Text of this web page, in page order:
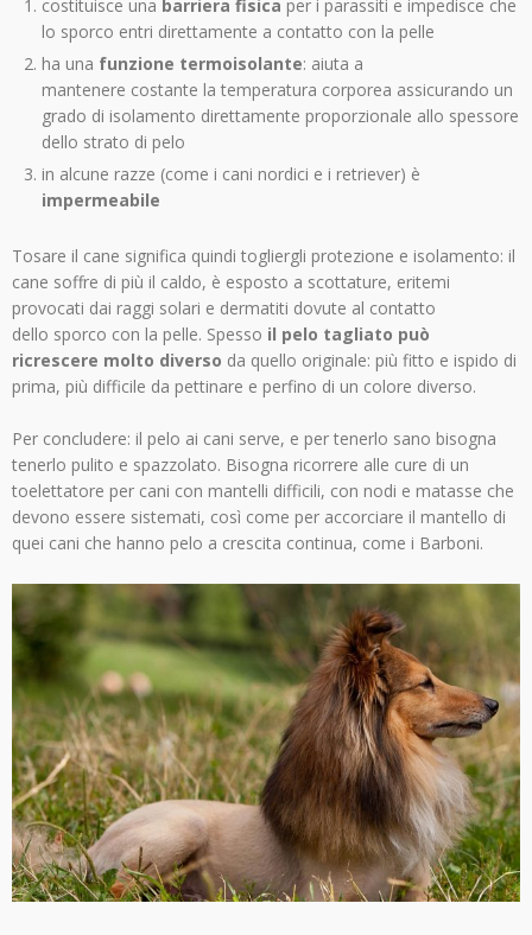
costituisce una barriera fisica per i parassiti e impedisce che
lo sporco entri direttamente a contatto con la pelle
ha una funzione termoisolante: aiuta a
mantenere costante la temperatura corporea assicurando un
grado di isolamento direttamente proporzionale allo spessore
dello strato di pelo
in alcune razze (come i cani nordici e i retriever) è
impermeabile
Tosare il cane significa quindi togliergli protezione e isolamento: il
cane soffre di più il caldo, è esposto a scottature, eritemi
provocati dai raggi solari e dermatiti dovute al contatto
dello sporco con la pelle. Spesso il pelo tagliato può
ricrescere molto diverso da quello originale: più fitto e ispido di
prima, più difficile da pettinare e perfino di un colore diverso.
Per concludere: il pelo ai cani serve, e per tenerlo sano bisogna
tenerlo pulito e spazzolato. Bisogna ricorrere alle cure di un
toelettatore per cani con mantelli difficili, con nodi e matasse che
devono essere sistemati, così come per accorciare il mantello di
quei cani che hanno pelo a crescita continua, come i Barboni.